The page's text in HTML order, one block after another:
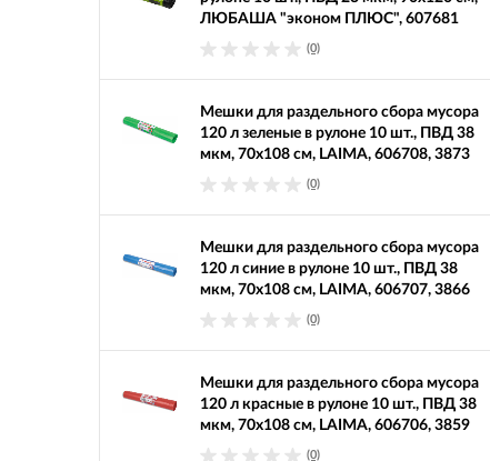
ЛЮБАША "эконом ПЛЮС", 607681
(0)
Мешки для раздельного сбора мусора
120 л зеленые в рулоне 10 шт., ПВД 38
мкм, 70х108 см, LAIMA, 606708, 3873
(0)
Мешки для раздельного сбора мусора
120 л синие в рулоне 10 шт., ПВД 38
мкм, 70х108 см, LAIMA, 606707, 3866
(0)
Мешки для раздельного сбора мусора
120 л красные в рулоне 10 шт., ПВД 38
мкм, 70х108 см, LAIMA, 606706, 3859
(0)